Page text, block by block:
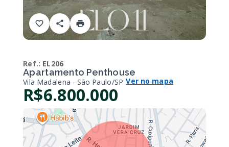
Ref.: EL206
Apartamento Penthouse
Vila Madalena - São Paulo/SP Ver no mapa
R$6.800.000